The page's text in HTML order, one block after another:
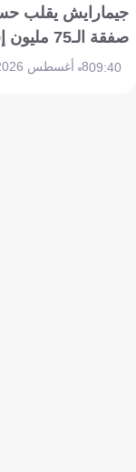
جيمارايش يقلب
صفقة الـ75 مليون إسترليني؟
09:408 أغسطس 2026